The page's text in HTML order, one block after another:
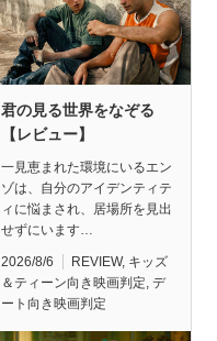
君の見る世界をなぞる
【レビュー】
一見恵まれた環境にいるエン
ゾは、自分のアイデンティテ
ィに悩まされ、居場所を見出
せずにいます…
2026/8/6 REVIEW, キッズ
＆ティーン向き映画判定, デ
ート向き映画判定